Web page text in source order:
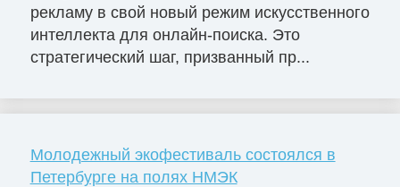
рекламу в свой новый режим искусственного
интеллекта для онлайн-поиска. Это
стратегический шаг, призванный пр...
Молодежный экофестиваль состоялся в
Петербурге на полях НМЭК